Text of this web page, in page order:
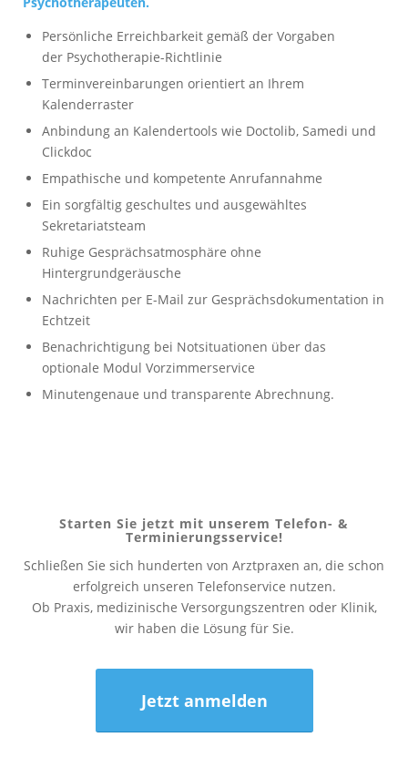
Persönliche Erreichbarkeit gemäß der Vorgaben
der Psychotherapie-Richtlinie
Terminvereinbarungen orientiert an Ihrem
Kalenderraster
Anbindung an Kalendertools wie Doctolib, Samedi und
Clickdoc
Empathische und kompetente Anrufannahme
Ein sorgfältig geschultes und ausgewähltes
Sekretariatsteam
Ruhige Gesprächsatmosphäre ohne
Hintergrundgeräusche
Nachrichten per E-Mail zur Gesprächsdokumentation in
Echtzeit
Benachrichtigung bei Notsituationen über das
optionale Modul Vorzimmerservice
Minutengenaue und transparente Abrechnung.
Starten Sie jetzt mit unserem Telefon- &
Terminierungsservice!
Schließen Sie sich hunderten von Arztpraxen an, die schon
erfolgreich unseren Telefonservice nutzen.
Ob Praxis, medizinische Versorgungszentren oder Klinik,
wir haben die Lösung für Sie.
Jetzt anmelden